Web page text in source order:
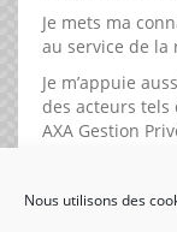
Nous utilisons des
Je mets ma
au service de la
Je m’appuie
des acteurs tels
AXA Gestion